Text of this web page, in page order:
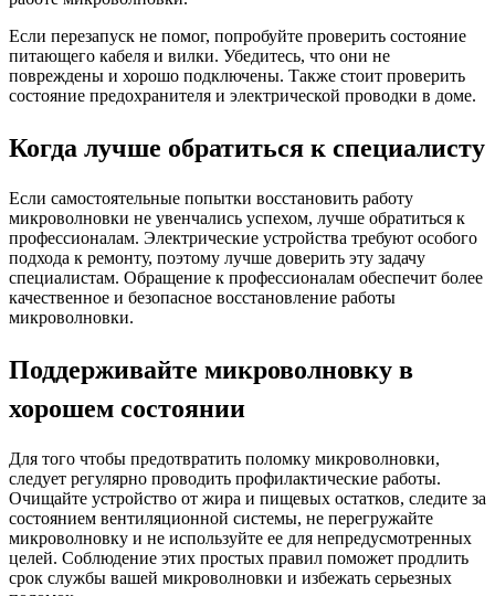
Если перезапуск не помог, попробуйте проверить состояние
питающего кабеля и вилки. Убедитесь, что они не
повреждены и хорошо подключены. Также стоит проверить
состояние предохранителя и электрической проводки в доме.
Когда лучше обратиться к специалисту
Если самостоятельные попытки восстановить работу
микроволновки не увенчались успехом, лучше обратиться к
профессионалам. Электрические устройства требуют особого
подхода к ремонту, поэтому лучше доверить эту задачу
специалистам. Обращение к профессионалам обеспечит более
качественное и безопасное восстановление работы
микроволновки.
Поддерживайте микроволновку в
хорошем состоянии
Для того чтобы предотвратить поломку микроволновки,
следует регулярно проводить профилактические работы.
Очищайте устройство от жира и пищевых остатков, следите за
состоянием вентиляционной системы, не перегружайте
микроволновку и не используйте ее для непредусмотренных
целей. Соблюдение этих простых правил поможет продлить
срок службы вашей микроволновки и избежать серьезных